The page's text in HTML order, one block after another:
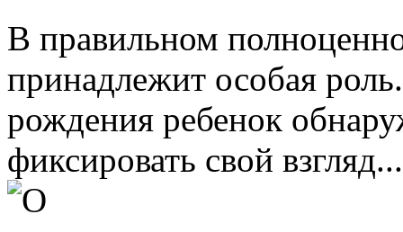
В правильном
принадлежит особая
рождения ребенок
фиксировать свой взгляд...